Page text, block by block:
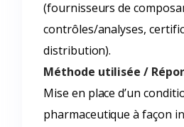
(fournisseurs de
contrôles/analyses,
distribution).
Méthode utilisée /
Mise en place d’un
pharmaceutique à façon